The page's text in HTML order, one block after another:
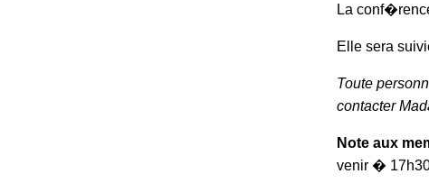
La
Elle sera
Toute
contacter
Note aux
venir �